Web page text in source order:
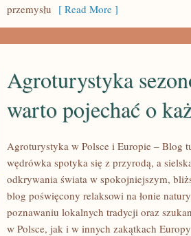
przemysłu [ Read More ]
Agroturystyka
warto pojechać o
Agroturystyka w Polsce i Europie – Blog
wędrówka spotyka się z przyrodą, a
odkrywania świata w spokojniejszym,
blog poświęcony relaksowi na łonie
poznawaniu lokalnych tradycji oraz
w Polsce, jak i w innych zakątkach